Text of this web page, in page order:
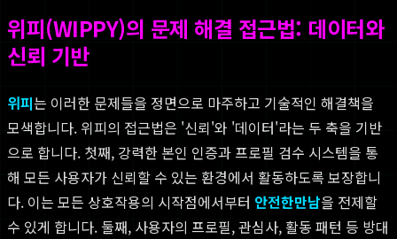
위피(WIPPY)의 문제 해결 접근법: 데이터와
신뢰 기반
위피는 이러한 문제들을 정면으로 마주하고 기술적인 해결책을
모색합니다. 위피의 접근법은 '신뢰'와 '데이터'라는 두 축을 기반
으로 합니다. 첫째, 강력한 본인 인증과 프로필 검수 시스템을 통
해 모든 사용자가 신뢰할 수 있는 환경에서 활동하도록 보장합니
다. 이는 모든 상호작용의 시작점에서부터 안전한만남을 전제할
수 있게 합니다. 둘째, 사용자의 프로필, 관심사, 활동 패턴 등 방대